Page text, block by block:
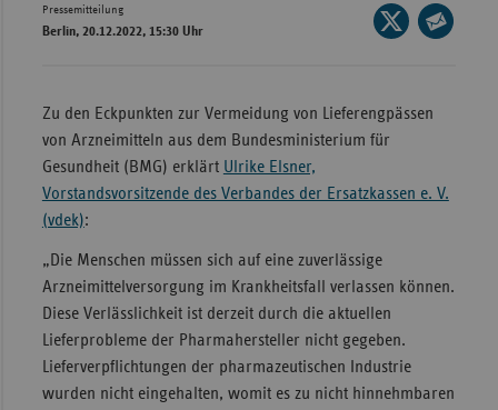
Pressemitteilung
Berlin, 20.12.2022, 15:30 Uhr
Seite
auf
Zu den Eckpunkten zur Vermeidung von Lieferengpässen
von Arzneimitteln aus dem Bundesministerium für
Gesundheit (BMG) erklärt Ulrike Elsner,
Vorstandsvorsitzende des Verbandes der Ersatzkassen e. V.
(vdek):
„Die Menschen müssen sich auf eine zuverlässige
Arzneimittelversorgung im Krankheitsfall verlassen können.
Diese Verlässlichkeit ist derzeit durch die aktuellen
Lieferprobleme der Pharmahersteller nicht gegeben.
Lieferverpflichtungen der pharmazeutischen Industrie
wurden nicht eingehalten, womit es zu nicht hinnehmbaren